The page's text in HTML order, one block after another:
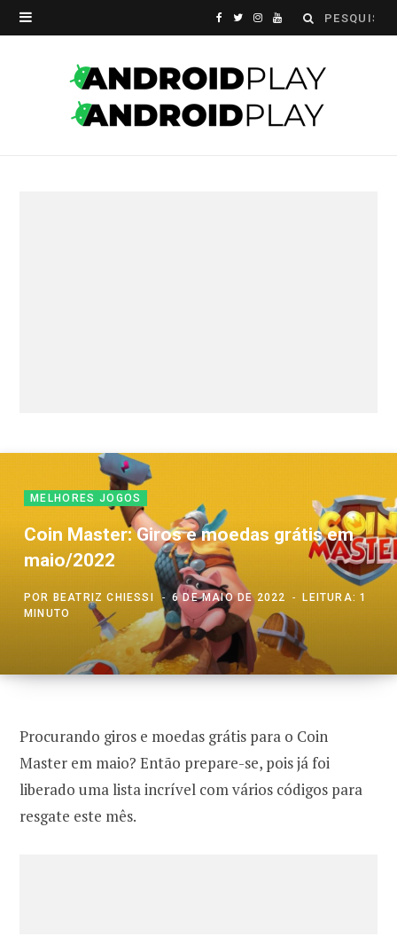
Search
F
c
T
i
t
I Y
u
T
MELHORES JOGOS
Coin Master: Giros e moedas grátis em
maio/2022
POR BEATRIZ CHIESSI 6 DE MAIO DE 2022
LEITURA: 1
MINUTO
Procurando giros e moedas grátis para o Coin
Master em maio? Então prepare-se, pois já foi
liberado uma lista incrível com vários códigos para
resgate este mês.